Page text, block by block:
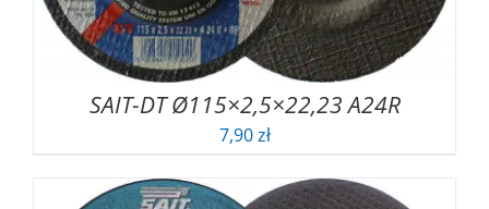
SAIT-DT Ø115×2,5×22,23 A24R
7,90zł